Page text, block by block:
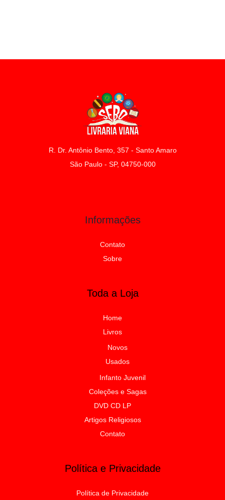
R. Dr. Antônio Bento, 357 - Santo Amaro
São Paulo - SP, 04750-000
Informações
Contato
Sobre
Toda a Loja
Home
Livros
Novos
Usados
Infanto Juvenil
Coleções e Sagas
DVD CD LP
Artigos Religiosos
Contato
Política e Privacidade
Política de Privacidade